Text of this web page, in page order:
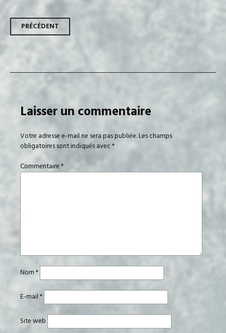
Navigation
des
articles
PRÉCÉDENT
Laisser un commentaire
Votre adresse e-mail ne sera pas publiée.Les champs
obligatoires sont indiqués avec*
Commentaire*
Nom*
E-mail*
Site web